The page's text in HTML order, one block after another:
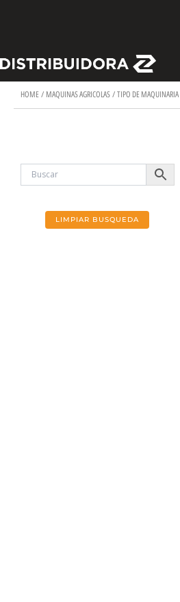
HOME / MAQUINAS AGRICOLAS / TIPO DE MAQUINARIA
LIMPIAR BUSQUEDA